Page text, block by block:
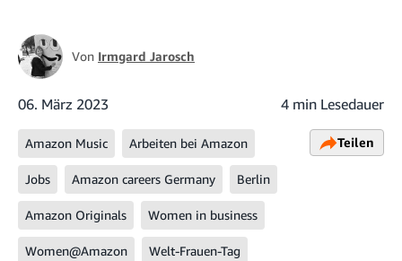
Von Irmgard Jarosch
06. März 2023 4 min Lesedauer
Amazon Music Arbeiten bei Amazon
Jobs Amazon careers Germany Berlin
Amazon Originals Women in business
Women@Amazon Welt-Frauen-Tag
Teilen